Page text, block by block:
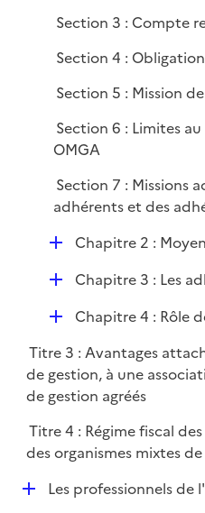
Section 3 : Compte
Section 4 :
Section 5 : Mission
Section 6 : Limites
OMGA
Section 7 : Missions
adhérents et des
D
e
r
Chapitre 2 :
D
l
i
e
r
Chapitre 3 : Les
D
p
l
i
e
r
Chapitre 4 : Rôle
Titre 3 : Avantages
de gestion, à une
de gestion agréés
Titre 4 : Régime fiscal
des organismes mixtes
DLes professionnels